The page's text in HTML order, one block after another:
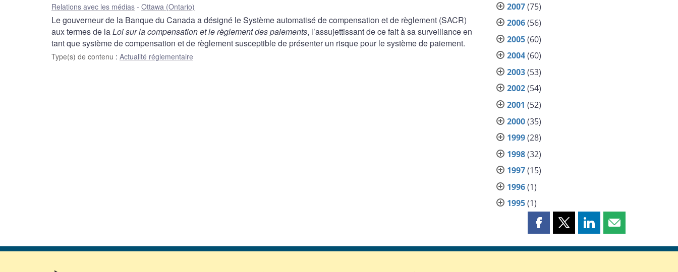
Relations avec les médias Ottawa (Ontario)
Le gouverneur de la Banque du Canada a désigné le Système automatisé de compensation et de règlement (SACR)
aux termes de laLoi sur la compensation et le règlement des paiements, l’assujettissant de ce fait à sa surveillance en
tant que système de compensation et de règlement susceptible de présenter un risque pour le système de paiement.
Type(s) de contenu : Actualité réglementaire
2007(75)
2006(56)
2005(60)
2004(60)
2003(53)
2002(54)
2001 (52)
2000(35)
1999(28)
1998(32)
1997(15)
1996(1)
1995(1)
Partager
page
Partager
page
Partager
page
Partager
page